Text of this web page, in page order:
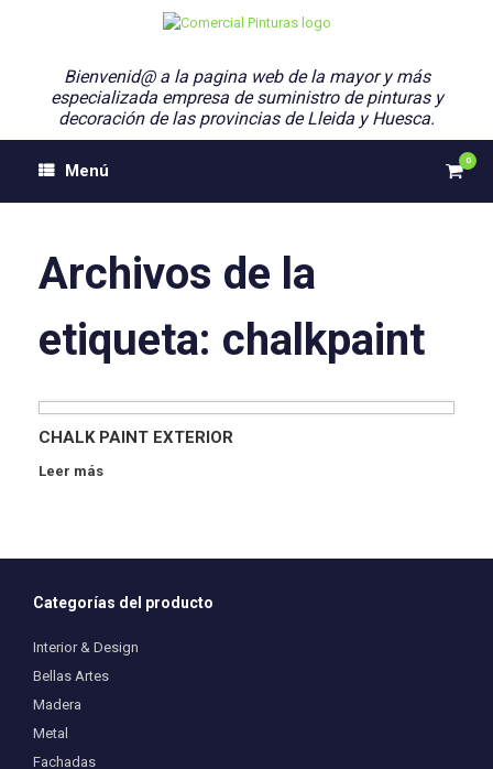
Bienvenid@ a la pagina web de la mayor y más
especializada empresa de suministro de pinturas y
decoración de las provincias de Lleida y Huesca.
Menú
Ver
0
Archivos de la
etiqueta: chalkpaint
CHALK PAINT EXTERIOR
Leer más
Categorías del producto
Interior & Design
Bellas Artes
Madera
Metal
Fachadas